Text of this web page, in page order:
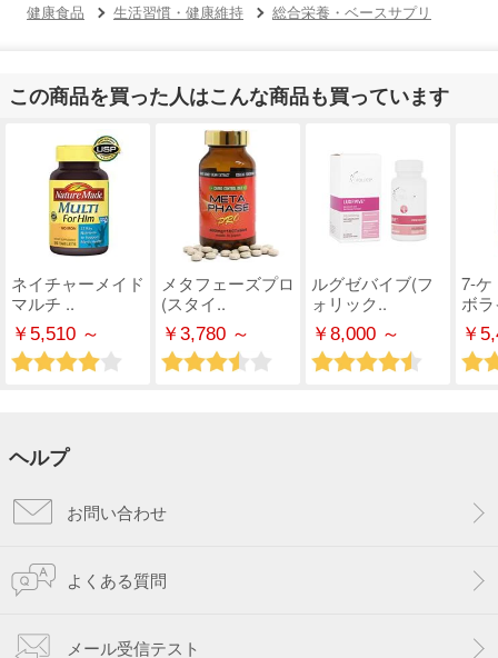
健康食品 生活習慣・健康維持 総合栄養・ベースサプリ
この商品を買った人はこんな商品も買っています
ネイチャーメイド
マルチ ..
￥5,510 ～
メタフェーズプロ
(スタイ..
￥3,780 ～
ルグゼバイブ(フ
ォリック..
￥8,000 ～
7-ケ
ボ
￥
ヘルプ
お問い合わせ
よくある質問
メール受信テスト